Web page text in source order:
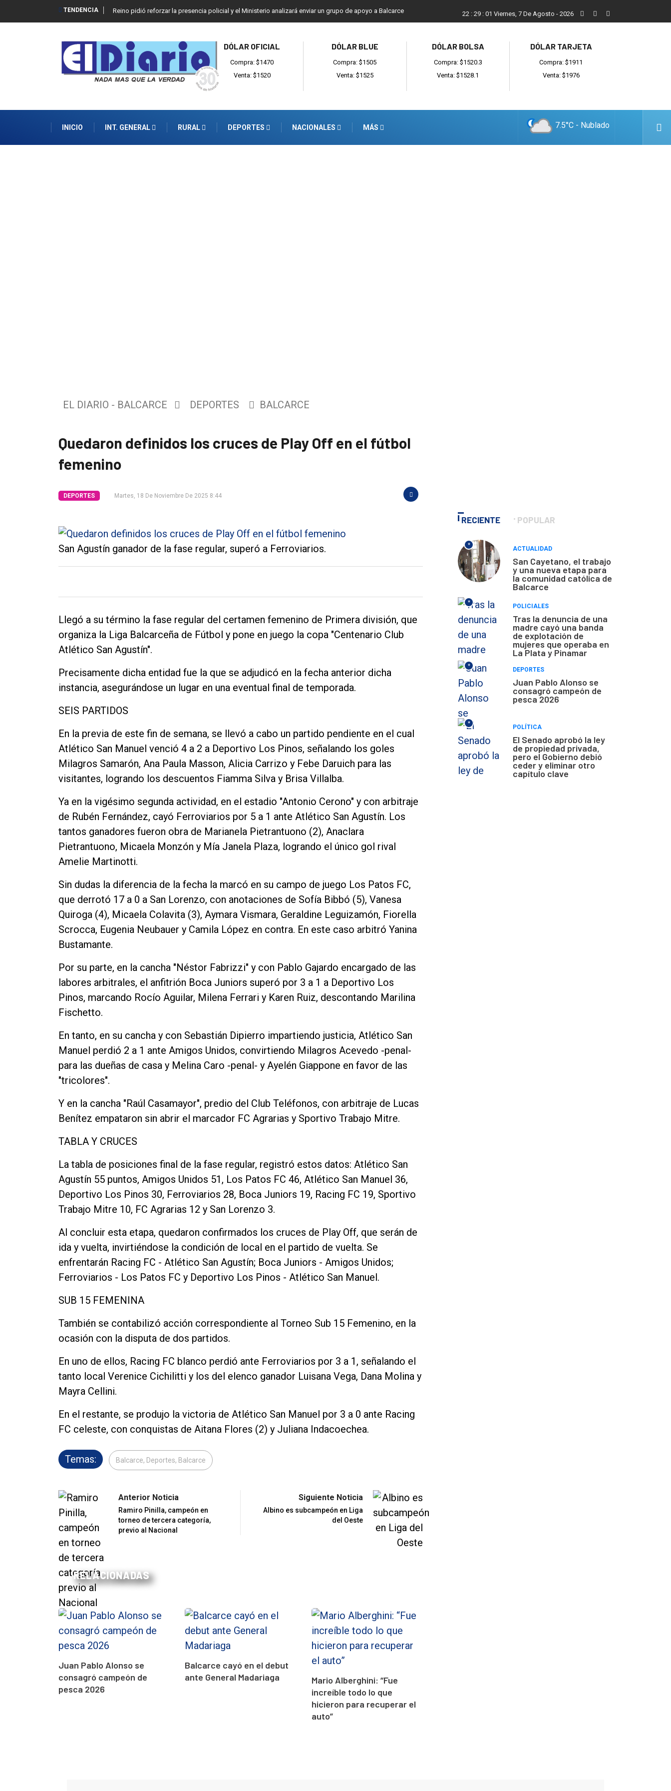
TENDENCIA Reino pidió reforzar la presencia policial y el Ministerio analizará enviar un grupo de apoyo a Balcarce Vecinos, instituciones y concejales se manifestaron contra
22 : 29 : 02 Viernes, 7 De Agosto - 2026
DÓLAR OFICIAL
Compra: $1470
Venta: $1520
DÓLAR BLUE
Compra: $1505
Venta: $1525
DÓLAR BOLSA
Compra: $1520.3
Venta: $1528.1
DÓLAR TARJETA
Compra: $1911
Venta: $1976
INICIO INT. GENERAL RURAL DEPORTES NACIONALES MÁS 7.5°C - Nublado
Tendencia
Entrevistas
Deportes
Fúnebres
Nosotros
Contacto
EL DIARIO - BALCARCE DEPORTES BALCARCE
Quedaron definidos los cruces de Play Off en el fútbol
femenino
DEPORTES Martes, 18 De Noviembre De 2025 8:44
San Agustín ganador de la fase regular, superó a Ferroviarios.
Llegó a su término la fase regular del certamen femenino de Primera división, que
organiza la Liga Balcarceña de Fútbol y pone en juego la copa "Centenario Club
Atlético San Agustín".
Precisamente dicha entidad fue la que se adjudicó en la fecha anterior dicha
instancia, asegurándose un lugar en una eventual final de temporada.
SEIS PARTIDOS
En la previa de este fin de semana, se llevó a cabo un partido pendiente en el cual
Atlético San Manuel venció 4 a 2 a Deportivo Los Pinos, señalando los goles
Milagros Samarón, Ana Paula Masson, Alicia Carrizo y Febe Daruich para las
visitantes, logrando los descuentos Fiamma Silva y Brisa Villalba.
Ya en la vigésimo segunda actividad, en el estadio "Antonio Cerono" y con arbitraje
de Rubén Fernández, cayó Ferroviarios por 5 a 1 ante Atlético San Agustín. Los
tantos ganadores fueron obra de Marianela Pietrantuono (2), Anaclara
Pietrantuono, Micaela Monzón y Mía Janela Plaza, logrando el único gol rival
Amelie Martinotti.
Sin dudas la diferencia de la fecha la marcó en su campo de juego Los Patos FC,
que derrotó 17 a 0 a San Lorenzo, con anotaciones de Sofía Bibbó (5), Vanesa
Quiroga (4), Micaela Colavita (3), Aymara Vismara, Geraldine Leguizamón, Fiorella
Scrocca, Eugenia Neubauer y Camila López en contra. En este caso arbitró Yanina
Bustamante.
Por su parte, en la cancha "Néstor Fabrizzi" y con Pablo Gajardo encargado de las
labores arbitrales, el anfitrión Boca Juniors superó por 3 a 1 a Deportivo Los
Pinos, marcando Rocío Aguilar, Milena Ferrari y Karen Ruiz, descontando Marilina
Fischetto.
En tanto, en su cancha y con Sebastián Dipierro impartiendo justicia, Atlético San
Manuel perdió 2 a 1 ante Amigos Unidos, convirtiendo Milagros Acevedo -penal-
para las dueñas de casa y Melina Caro -penal- y Ayelén Giappone en favor de las
"tricolores".
Y en la cancha "Raúl Casamayor", predio del Club Teléfonos, con arbitraje de Lucas
Benítez empataron sin abrir el marcador FC Agrarias y Sportivo Trabajo Mitre.
TABLA Y CRUCES
La tabla de posiciones final de la fase regular, registró estos datos: Atlético San
Agustín 55 puntos, Amigos Unidos 51, Los Patos FC 46, Atlético San Manuel 36,
Deportivo Los Pinos 30, Ferroviarios 28, Boca Juniors 19, Racing FC 19, Sportivo
Trabajo Mitre 10, FC Agrarias 12 y San Lorenzo 3.
Al concluir esta etapa, quedaron confirmados los cruces de Play Off, que serán de
ida y vuelta, invirtiéndose la condición de local en el partido de vuelta. Se
enfrentarán Racing FC - Atlético San Agustín; Boca Juniors - Amigos Unidos;
Ferroviarios - Los Patos FC y Deportivo Los Pinos - Atlético San Manuel.
SUB 15 FEMENINA
También se contabilizó acción correspondiente al Torneo Sub 15 Femenino, en la
ocasión con la disputa de dos partidos.
En uno de ellos, Racing FC blanco perdió ante Ferroviarios por 3 a 1, señalando el
tanto local Verenice Cichilitti y los del elenco ganador Luisana Vega, Dana Molina y
Mayra Cellini.
En el restante, se produjo la victoria de Atlético San Manuel por 3 a 0 ante Racing
FC celeste, con conquistas de Aitana Flores (2) y Juliana Indacoechea.
Temas: Balcarce, Deportes, Balcarce
Anterior Noticia
Ramiro Pinilla, campeón en
torneo de tercera categoría,
previo al Nacional
Siguiente Noticia
Albino es subcampeón en Liga
del Oeste
RELACIONADAS
Juan Pablo Alonso se
consagró campeón de
pesca 2026
Balcarce cayó en el debut
ante General Madariaga
Mario Alberghini: “Fue
increíble todo lo que
hicieron para recuperar el
auto”
RECIENTE POPULAR
*
ACTUALIDAD
San Cayetano, el trabajo
y una nueva etapa para
la comunidad católica de
Balcarce
*
POLICIALES
Tras la denuncia de una
madre cayó una banda
de explotación de
mujeres que operaba en
La Plata y Pinamar
*
DEPORTES
Juan Pablo Alonso se
consagró campeón de
pesca 2026
*
POLÍTICA
El Senado aprobó la ley
de propiedad privada,
pero el Gobierno debió
ceder y eliminar otro
capítulo clave